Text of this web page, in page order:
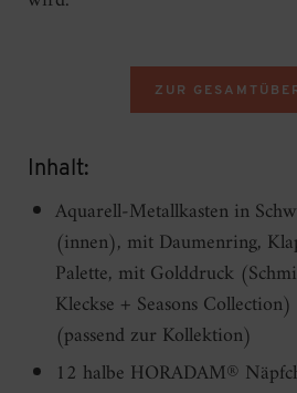
ZUR
Inhalt:
Aquarell-Metallkasten in
(innen), mit Daumenring,
Palette, mit Golddruck
Kleckse + Seasons
(passend zur Kollektion)
12 halbe HORADAM®